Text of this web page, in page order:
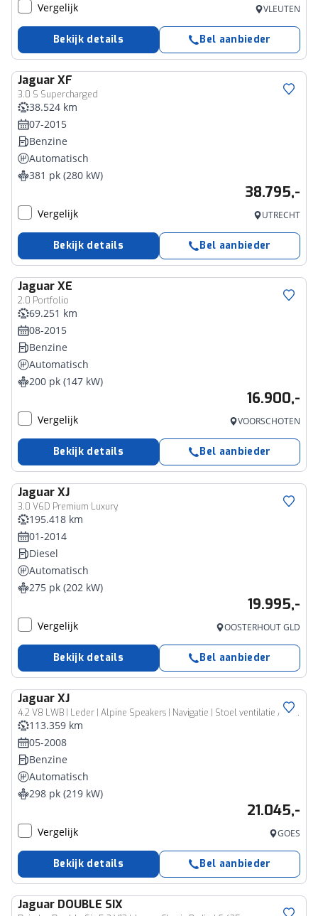
Vergelijk VLEUTEN
Bekijk details Bel aanbieder
JaguarXF
3.0 S Supercharged
38.524 km
07-2015
Benzine
Automatisch
381 pk (280 kW)
38.795,-
Vergelijk UTRECHT
Bekijk details Bel aanbieder
JaguarXE
2.0 Portfolio
69.251 km
08-2015
Benzine
Automatisch
200 pk (147 kW)
16.900,-
Vergelijk VOORSCHOTEN
Bekijk details Bel aanbieder
JaguarXJ
3.0 V6D Premium Luxury
195.418 km
01-2014
Diesel
Automatisch
275 pk (202 kW)
19.995,-
Vergelijk OOSTERHOUT GLD
Bekijk details Bel aanbieder
JaguarXJ
4.2 V8 LWB | Leder | Alpine Speakers | Navigatie | Stoel ventilatie / Verwarming |
113.359 km
05-2008
Benzine
Automatisch
298 pk (219 kW)
21.045,-
Vergelijk GOES
Bekijk details Bel aanbieder
Jaguar DOUBLE SIX